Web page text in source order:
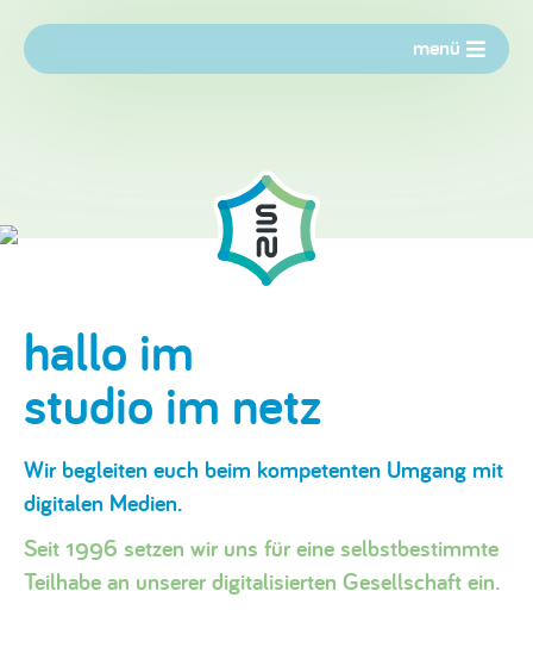
menü
hallo im
studio im netz
Wir begleiten euch beim kompetenten Umgang mit
digitalen Medien.
Seit 1996 setzen wir uns für eine selbstbestimmte
Teilhabe an unserer digitalisierten Gesellschaft ein.